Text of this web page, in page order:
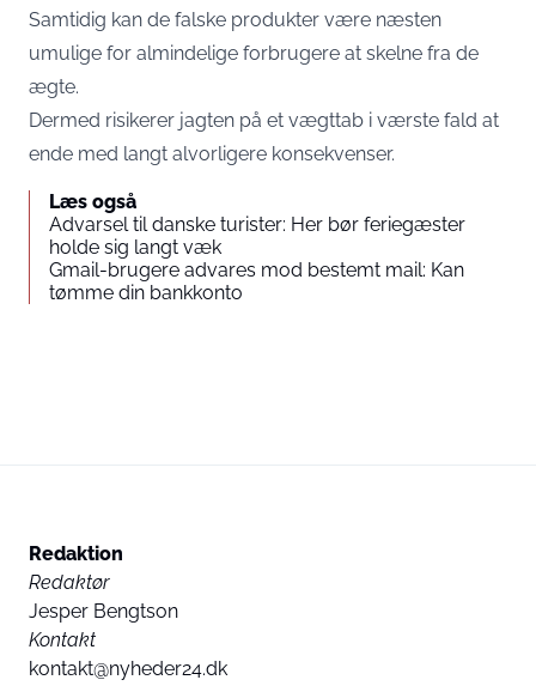
Samtidig kan de falske produkter være næsten
umulige for almindelige forbrugere at skelne fra de
ægte.
Dermed risikerer jagten på et vægttab i værste fald at
ende med langt alvorligere konsekvenser.
Læs også
Advarsel til danske turister: Her bør feriegæster
holde sig langt væk
Gmail-brugere advares mod bestemt mail: Kan
tømme din bankkonto
Redaktion
Redaktør
Jesper Bengtson
Kontakt
kontakt@nyheder24.dk